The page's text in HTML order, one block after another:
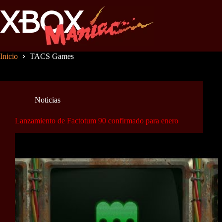
al
contenido
Inicio TACS Games
Noticias
Lanzamiento de Factotum 90 confirmado para enero